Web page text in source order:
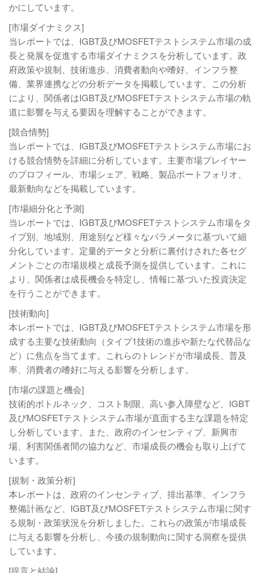
かにしています。
[市場ダイナミクス]
当レポートでは、IGBT及びMOSFETテストシステム市場の成
長と発展を促進する市場ダイナミクスを分析しています。政
府政策や規制、技術進歩、消費者動向や嗜好、インフラ整
備、業界連携などの分析データを掲載しています。この分析
により、関係者はIGBT及びMOSFETテストシステム市場の軌
道に影響を与える要因を理解することができます。
[競合情勢]
当レポートでは、IGBT及びMOSFETテストシステム市場にお
ける競合情勢を詳細に分析しています。主要市場プレイヤー
のプロフィール、市場シェア、戦略、製品ポートフォリオ、
最新動向などを掲載しています。
[市場細分化と予測]
当レポートでは、IGBT及びMOSFETテストシステム市場をタ
イプ別、地域別、用途別など様々なパラメータに基づいて細
分化しています。定量的データと分析に裏付けされた各セグ
メントごとの市場規模と成長予測を提供しています。これに
より、関係者は成長機会を特定し、情報に基づいた投資決定
を行うことができます。
[技術動向]
本レポートでは、IGBT及びMOSFETテストシステム市場を形
成する主要な技術動向（タイプ1技術の進歩や新たな代替品な
ど）に焦点を当てます。これらのトレンドが市場成長、普及
率、消費者の嗜好に与える影響を分析します。
[市場の課題と機会]
技術的ボトルネック、コスト制限、高い参入障壁など、IGBT
及びMOSFETテストシステム市場が直面する主な課題を特定
し分析しています。また、政府のインセンティブ、新興市
場、利害関係者間の協力など、市場成長の機会も取り上げて
います。
[規制・政策分析]
本レポートは、政府のインセンティブ、排出基準、インフラ
整備計画など、IGBT及びMOSFETテストシステム市場に関す
る規制・政策状況を分析しました。これらの政策が市場成長
に与える影響を分析し、今後の規制動向に関する洞察を提供
しています。
[提言と結論]